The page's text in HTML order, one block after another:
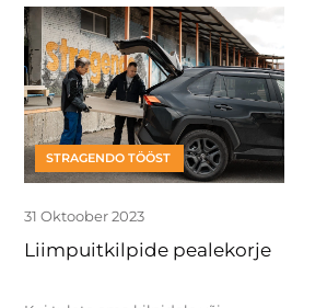
STRAGENDO TÖÖST
31 Oktoober 2023
Liimpuitkilpide pealekorje